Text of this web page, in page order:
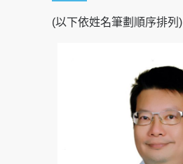
(以下依姓名筆劃順序排列)